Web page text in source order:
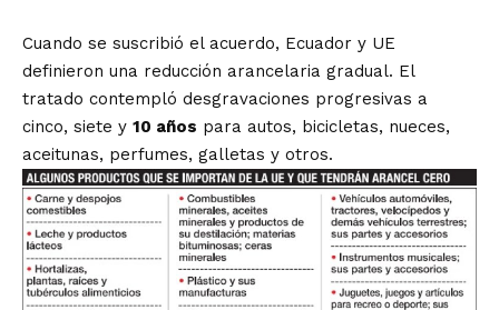
Cuando se suscribió el acuerdo, Ecuador y UE
definieron una reducción arancelaria gradual. El
tratado contempló desgravaciones progresivas a
cinco, siete y 10 años para autos, bicicletas, nueces,
aceitunas, perfumes, galletas y otros.